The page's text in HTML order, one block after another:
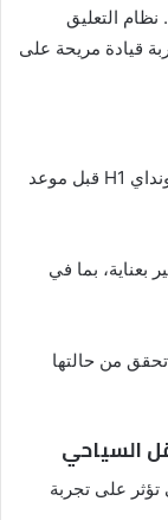
التعليق
قيادة مريحة على
: لضمان توفر السيارة، قم بحجز هيونداي H1 قبل موعد
بعناية، بما في
من حالتها
السياحي
على تجربة